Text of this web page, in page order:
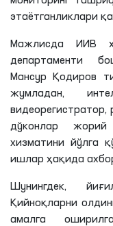
этаётганликлари
Мажлисда ИИВ
департаменти
Мансур Қодиров
жумладан,
видеорегистратор,
дўконлар жорий
хизматини йўлга
ишлар ҳақида
Шунингдек,
Қийноқларни
амалга